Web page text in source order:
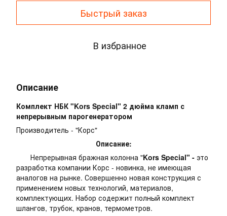
Быстрый заказ
В избранное
Описание
Комплект НБК "Kors Special" 2 дюйма кламп с
непрерывным парогенератором
Производитель - "Корс"
Описание:
Непрерывная бражная колонна "Kors Special" - это
разработка компании Корс - новинка, не имеющая
аналогов на рынке. Совершенно новая конструкция с
применением новых технологий, материалов,
комплектующих. Набор содержит полный комплект
шлангов, трубок, кранов, термометров.